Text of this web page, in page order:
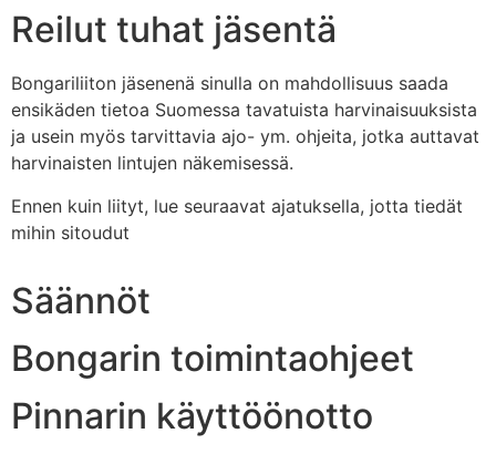
Reilut tuhat jäsentä
Bongariliiton jäsenenä sinulla on mahdollisuus saada
ensikäden tietoa Suomessa tavatuista harvinaisuuksista
ja usein myös tarvittavia ajo- ym. ohjeita, jotka auttavat
harvinaisten lintujen näkemisessä.
Ennen kuin liityt, lue seuraavat ajatuksella, jotta tiedät
mihin sitoudut
Säännöt
Bongarin toimintaohjeet
Pinnarin käyttöönotto